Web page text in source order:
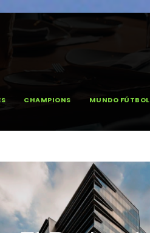
CHAMPIONS MUNDO FÚTBOL